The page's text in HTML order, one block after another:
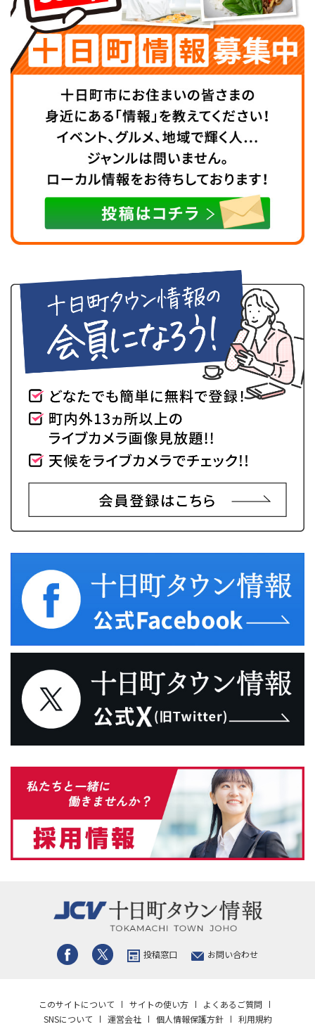
投稿窓口 お問い合わせ
このサイトについて サイトの使い方
よくあるご質問
SNSについて
運営会社 個人情報保護方針 利用規約